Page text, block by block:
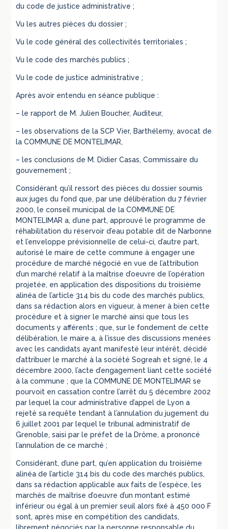
du code de justice administrative ;
Vu les autres pièces du dossier ;
Vu le code général des collectivités territoriales ;
Vu le code des marchés publics ;
Vu le code de justice administrative ;
Après avoir entendu en séance publique :
– le rapport de M. Julien Boucher, Auditeur,
– les observations de la SCP Vier, Barthélemy, avocat de
la COMMUNE DE MONTELIMAR,
– les conclusions de M. Didier Casas, Commissaire du
gouvernement ;
Considérant qu’il ressort des pièces du dossier soumis
aux juges du fond que, par une délibération du 7 février
2000, le conseil municipal de la COMMUNE DE
MONTELIMAR a, d’une part, approuvé le programme de
réhabilitation du réservoir d’eau potable dit de Narbonne
et l’enveloppe prévisionnelle de celui-ci, d’autre part,
autorisé le maire de cette commune à engager une
procédure de marché négocié en vue de l’attribution
d’un marché relatif à la maîtrise d’oeuvre de l’opération
projetée, en application des dispositions du troisième
alinéa de l’article 314 bis du code des marchés publics,
dans sa rédaction alors en vigueur, à mener à bien cette
procédure et à signer le marché ainsi que tous les
documents y afférents ; que, sur le fondement de cette
délibération, le maire a, à l’issue des discussions menées
avec les candidats ayant manifesté leur intérêt, décidé
d’attribuer le marché à la société Sogreah et signé, le 4
décembre 2000, l’acte d’engagement liant cette société
à la commune ; que la COMMUNE DE MONTELIMAR se
pourvoit en cassation contre l’arrêt du 5 décembre 2002
par lequel la cour administrative d’appel de Lyon a
rejeté sa requête tendant à l’annulation du jugement du
6 juillet 2001 par lequel le tribunal administratif de
Grenoble, saisi par le préfet de la Drôme, a prononcé
l’annulation de ce marché ;
Considérant, d’une part, qu’en application du troisième
alinéa de l’article 314 bis du code des marchés publics,
dans sa rédaction applicable aux faits de l’espèce, les
marchés de maîtrise d’oeuvre d’un montant estimé
inférieur ou égal à un premier seuil alors fixé à 450 000 F
sont, après mise en compétition des candidats,